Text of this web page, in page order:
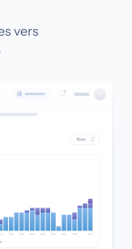
vers